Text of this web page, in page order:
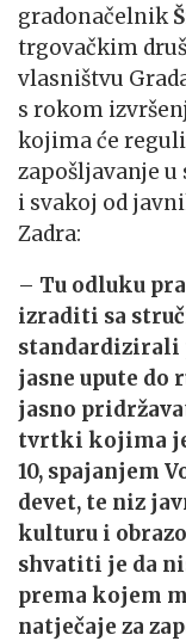
gradonačelnik
trgovačkim
vlasništvu
s rokom
kojima će
zapošljavanje
i svakoj od
Zadra:
– Tu odluku
izraditi sa
standardizirali
jasne upute
jasno
tvrtki kojima je
10, spajanjem
devet, te niz
kulturu i
shvatiti je da
prema kojem
natječaje za